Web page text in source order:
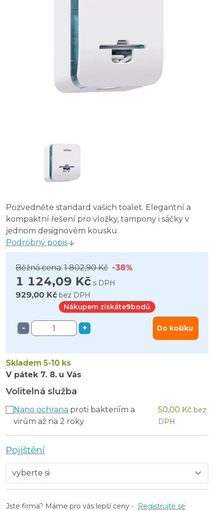
Pozvedněte standard vašich toalet. Elegantní a
kompaktní řešení pro vložky, tampony i sáčky v
jednom designovém kousku.
Podrobný popis
Běžná cena: 1 802,90 Kč -38%
1 124,09 Kč s DPH
929,00 Kč bez DPH
Nákupem získáte9bodů
- + Do košíku
Skladem 5-10 ks
V pátek 7. 8. u Vás
Volitelná služba
Nano ochrana proti bakteriím a
virům až na 2 roky
50,00 Kč bez
DPH
Pojištění
Jste firma? Máme pro vás lepší ceny - Registrujte se